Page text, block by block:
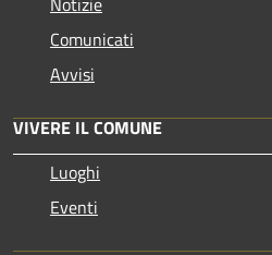
Comunicati
Avvisi
VIVERE IL COMUNE
Luoghi
Eventi